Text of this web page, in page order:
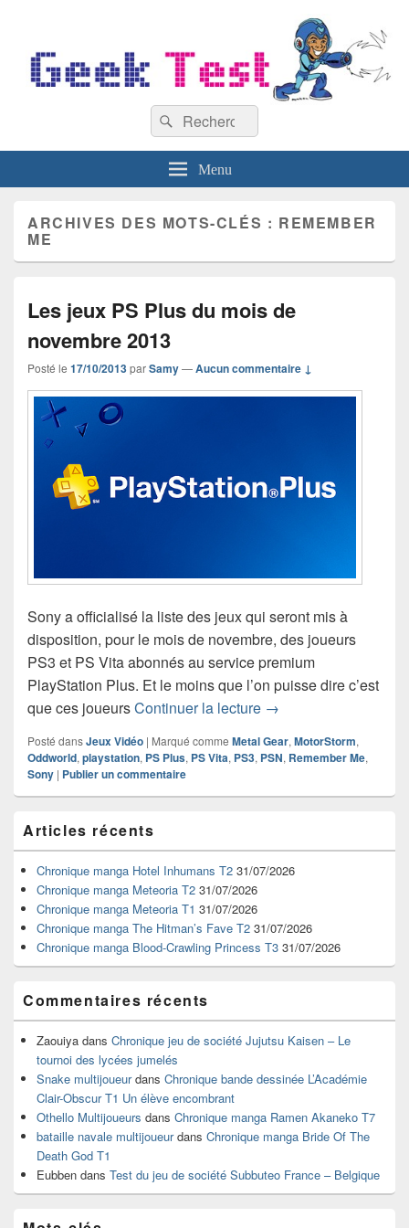
Recherche :
Rechercher
Menu
ARCHIVES DES MOTS-CLÉS : REMEMBER
ME
Les jeux PS Plus du mois de
novembre 2013
Posté le 17/10/2013parSamy—Aucun commentaire ↓
Sony a officialisé la liste des jeux qui seront mis à
disposition, pour le mois de novembre, des joueurs
PS3 et PS Vita abonnés au service premium
PlayStation Plus. Et le moins que l’on puisse dire c’est
que ces joueursContinuer la lecture Les jeux PS Plus du
→
Posté dansJeux Vidéo | Marqué comme Metal Gear, MotorStorm,
Oddworld, playstation, PS Plus, PS Vita, PS3, PSN, Remember Me,
Sony | Publier un commentaire
principale
de
widget
pour
barre
latérale
Articles récents
Chronique manga Hotel Inhumans T2 31/07/2026
Chronique manga Meteoria T2 31/07/2026
Chronique manga Meteoria T1 31/07/2026
Chronique manga The Hitman’s Fave T2 31/07/2026
Chronique manga Blood-Crawling Princess T3 31/07/2026
Commentaires récents
Zaouiya dans Chronique jeu de société Jujutsu Kaisen – Le
tournoi des lycées jumelés
Snake multijoueurdans Chronique bande dessinée L’Académie
Clair-Obscur T1 Un élève encombrant
Othello Multijoueurs dans Chronique manga Ramen Akaneko T7
bataille navale multijoueurdans Chronique manga Bride Of The
Death God T1
Eubben dans Test du jeu de société Subbuteo France – Belgique